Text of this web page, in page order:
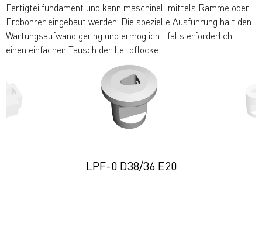
Fertigteilfundament und kann maschinell mittels Ramme oder
Erdbohrer eingebaut werden. Die spezielle Ausführung hält den
Wartungsaufwand gering und ermöglicht, falls erforderlich,
einen einfachen Tausch der Leitpflöcke.
LPF-0 D38/36 E20